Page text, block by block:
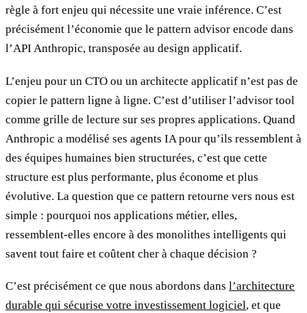
règle à fort enjeu qui nécessite une vraie inférence. C’est
précisément l’économie que le pattern advisor encode dans
l’API Anthropic, transposée au design applicatif.
L’enjeu pour un CTO ou un architecte applicatif n’est pas de
copier le pattern ligne à ligne. C’est d’utiliser l’advisor tool
comme grille de lecture sur ses propres applications. Quand
Anthropic a modélisé ses agents IA pour qu’ils ressemblent à
des équipes humaines bien structurées, c’est que cette
structure est plus performante, plus économe et plus
évolutive. La question que ce pattern retourne vers nous est
simple : pourquoi nos applications métier, elles,
ressemblent-elles encore à des monolithes intelligents qui
savent tout faire et coûtent cher à chaque décision ?
C’est précisément ce que nous abordons dans l’architecture
durable qui sécurise votre investissement logiciel, et que